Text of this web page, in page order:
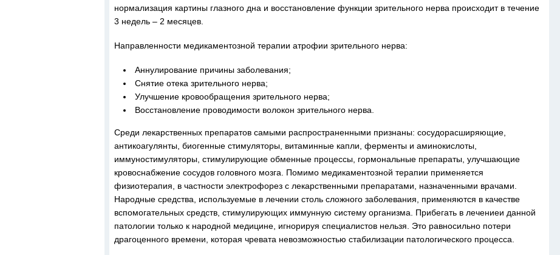
нормализация картины глазного дна и восстановление функции зрительного нерва происходит в течение
3 недель – 2 месяцев.
Направленности медикаментозной терапии атрофии зрительного нерва:
Аннулирование причины заболевания;
Снятие отека зрительного нерва;
Улучшение кровообращения зрительного нерва;
Восстановление проводимости волокон зрительного нерва.
Среди лекарственных препаратов самыми распространенными признаны: сосудорасширяющие,
антикоагулянты, биогенные стимуляторы, витаминные капли, ферменты и аминокислоты,
иммуностимуляторы, стимулирующие обменные процессы, гормональные препараты, улучшающие
кровоснабжение сосудов головного мозга. Помимо медикаментозной терапии применяется
физиотерапия, в частности электрофорез с лекарственными препаратами, назначенными врачами.
Народные средства, используемые в лечении столь сложного заболевания, применяются в качестве
вспомогательных средств, стимулирующих иммунную систему организма. Прибегать в лечениеи данной
патологии только к народной медицине, игнорируя специалистов нельзя. Это равносильно потери
драгоценного времени, которая чревата невозможностью стабилизации патологического процесса.